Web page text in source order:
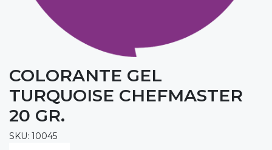
COLORANTE GEL
TURQUOISE CHEFMASTER
20 GR.
SKU: 10045